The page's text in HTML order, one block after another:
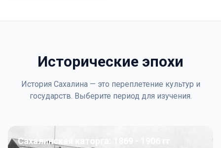
Исторические эпохи
История Сахалина — это переплетение культур и
государств. Выберите период для изучения.
Сахалинская каторга: 1869 - 1906 гг